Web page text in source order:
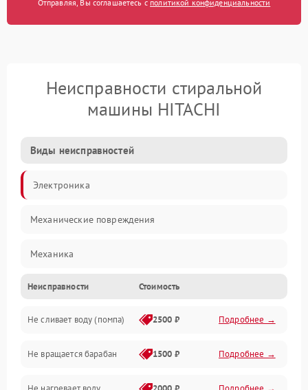
Отправляя, Вы соглашаетесь с политикой конфиденциальности
Неисправности стиральной
машины HITACHI
Виды неисправностей
Электроника
Механические повреждения
Механика
Электропитание
Водоснабжение
Слив
Неисправности Стоимость
Не сливает воду (помпа) 2500 ₽ Подробнее →
Не вращается барабан 1500 ₽ Подробнее →